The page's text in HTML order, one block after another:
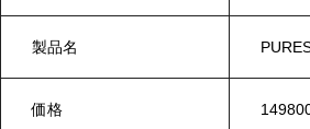
製品名
価格